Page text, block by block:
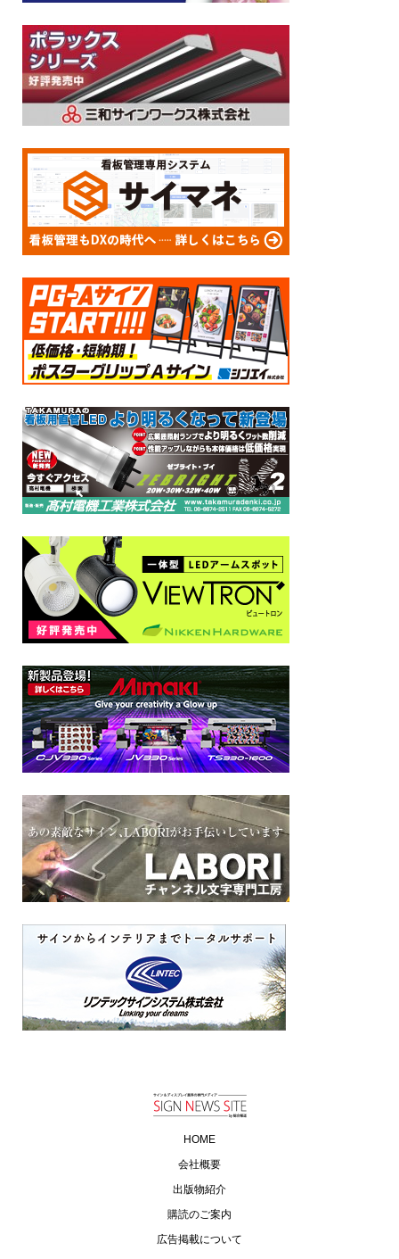
HOME
会社概要
出版物紹介
購読のご案内
広告掲載について